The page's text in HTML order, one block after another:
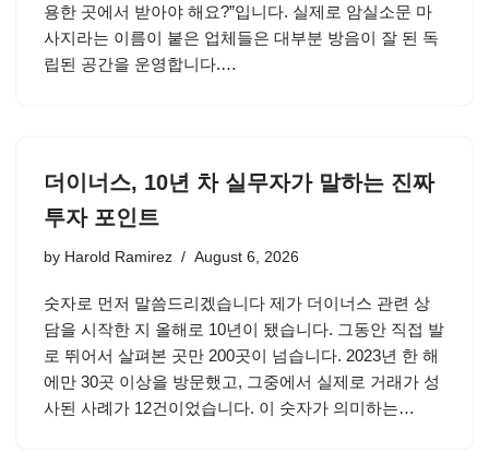
용한 곳에서 받아야 해요?”입니다. 실제로 암실소문 마
사지라는 이름이 붙은 업체들은 대부분 방음이 잘 된 독
립된 공간을 운영합니다.…
더이너스, 10년 차 실무자가 말하는 진짜
투자 포인트
by Harold Ramirez August 6, 2026
숫자로 먼저 말씀드리겠습니다 제가 더이너스 관련 상
담을 시작한 지 올해로 10년이 됐습니다. 그동안 직접 발
로 뛰어서 살펴본 곳만 200곳이 넘습니다. 2023년 한 해
에만 30곳 이상을 방문했고, 그중에서 실제로 거래가 성
사된 사례가 12건이었습니다. 이 숫자가 의미하는…